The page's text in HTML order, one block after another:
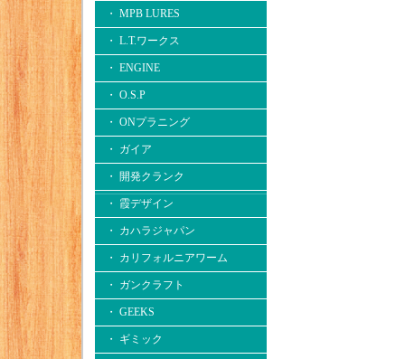
・ MPB LURES
・ L.T.ワークス
・ ENGINE
・ O.S.P
・ ONプラニング
・ ガイア
・ 開発クランク
・ 霞デザイン
・ カハラジャパン
・ カリフォルニアワーム
・ ガンクラフト
・ GEEKS
・ ギミック